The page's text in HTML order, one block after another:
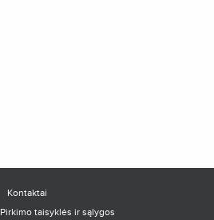
Kontaktai
Pirkimo taisyklės ir sąlygos